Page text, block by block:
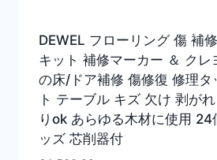
DEWEL フローリング 傷 補
キット 補修マーカー ＆ クレ
の床/ドア補修 傷修復 修理タ
ト テーブル キズ 欠け 剥が
りok あらゆる木材に使用 24
ッズ 芯削器付